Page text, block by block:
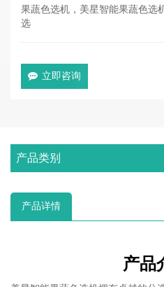
果蔬色选机，美星智能果蔬色选
选
立即咨询
产品类别
产品详情
产品